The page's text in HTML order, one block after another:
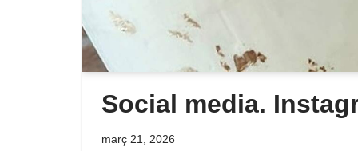
Social media.
març 21, 2026